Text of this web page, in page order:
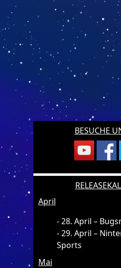
BESUCHE
April
28. April –
29. April –
Sports
Mai